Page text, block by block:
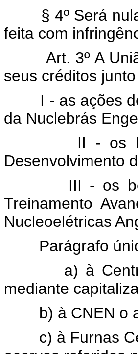
§ 4º Será nula
feita com
Art. 3º A União
seus créditos
I - as ações de
da Nuclebrás
II - os bens
Desenvolvimento
III - os bens
Treinamento
Nucleoelétricas
Parágrafo
a) à Centrais
mediante
b) à CNEN o
c) à Furnas